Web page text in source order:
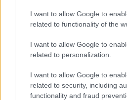
I want to allow Google to
related to functionality of the
I want to allow Google to
related to personalization.
I want to allow Google to
related to security, including
functionality and fraud
Incidente sulla strada
un ferito
Sangue, musica e
Delta Center
Meteo Olbia 9 agosto,